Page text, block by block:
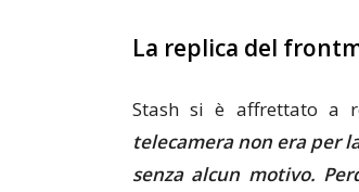
La replica del
Stash si è affrettato a
telecamera non era per
senza alcun motivo.